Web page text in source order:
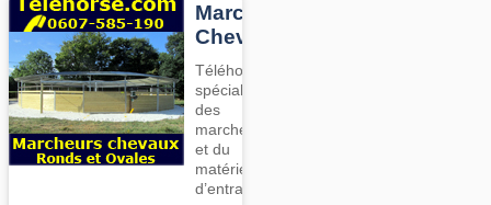
Marcheurs
Chevaux
Téléhorse,
spécialiste
des
marcheurs
et du
matériel
d’entrainement